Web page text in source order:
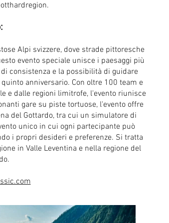
Alpi svizzere, dove strade pittoresche
evento speciale unisce i paesaggi più
consistenza e la possibilità di guidare
anniversario. Con oltre 100 team e
e dalle regioni limitrofe, l'evento riunisce
gare su piste tortuose, l'evento offre
del Gottardo, tra cui un simulatore di
unico in cui ogni partecipante può
i propri desideri e preferenze. Si tratta
in Valle Leventina e nella regione del